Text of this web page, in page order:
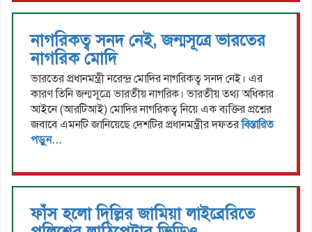
নাগরিকত্ব সনদ নেই, জন্মসূত্রে ভারতের
নাগরিক মোদি
ভারতের প্রধানমন্ত্রী নরেন্দ্র মোদির নাগরিকত্ব সনদ নেই। এর
কারণ তিনি জন্মসূত্রে ভারতীয় নাগরিক। ভারতীয় তথ্য অধিকার
আইনে (আরটিআই) মোদির নাগরিকত্ব নিয়ে এক ব্যক্তির প্রশ্নের
জবাবে এমনটি জানিয়েছে দেশটির প্রধানমন্ত্রীর দফতরবিস্তারিত
পড়ুন...
ফাঁস হলো দিল্লির জামিয়া লাইব্রেরিতে